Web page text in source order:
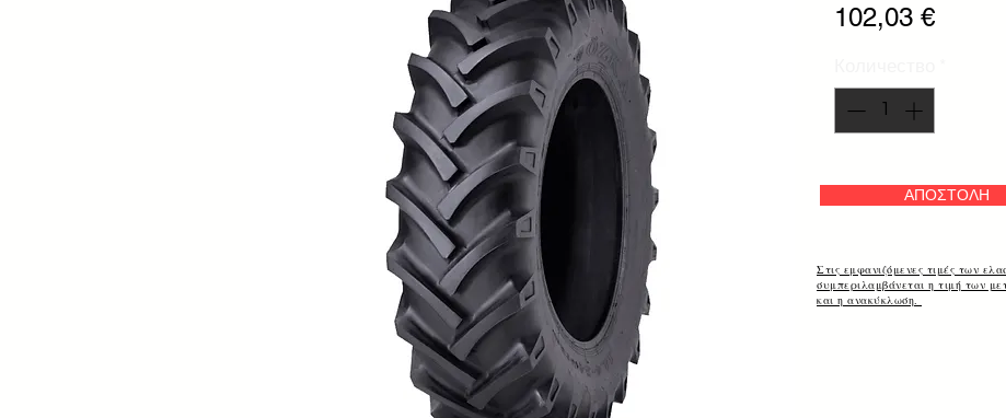
102,03 €Цена
ΑΠΟΣΤΟΛΗ
Στις εμφανιζόμενες τιμές των
συμπεριλαμβάνεται η τιμή των
και η ανακύκλωση.